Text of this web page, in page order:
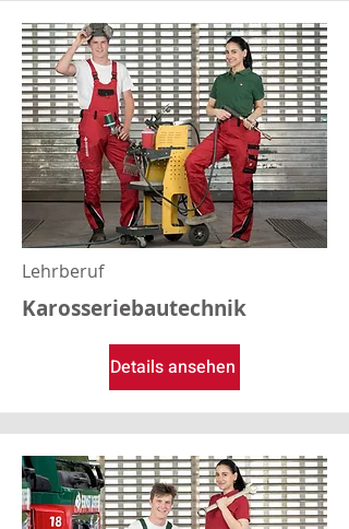
Lehrberuf
Karosseriebautechnik
Details ansehen